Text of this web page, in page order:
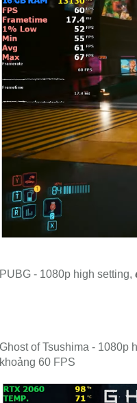
PUBG - 1080p high setting,